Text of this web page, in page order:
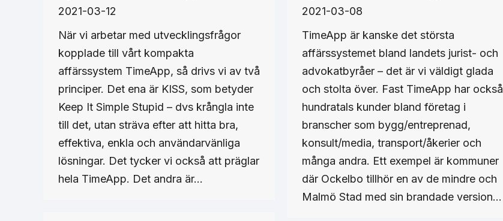
2021-03-12
När vi arbetar med utvecklingsfrågor
kopplade till vårt kompakta
affärssystem TimeApp, så drivs vi av två
principer. Det ena är KISS, som betyder
Keep It Simple Stupid – dvs krångla inte
till det, utan sträva efter att hitta bra,
effektiva, enkla och användarvänliga
lösningar. Det tycker vi också att präglar
hela TimeApp. Det andra är…
2021-03-08
TimeApp är kanske det största
affärssystemet bland landets jurist- och
advokatbyråer – det är vi väldigt glada
och stolta över. Fast TimeApp har också
hundratals kunder bland företag i
branscher som bygg/entreprenad,
konsult/media, transport/åkerier och
många andra. Ett exempel är kommuner
där Ockelbo tillhör en av de mindre och
Malmö Stad med sin brandade version…